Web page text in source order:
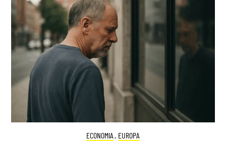
ECONOMIA , EUROPA